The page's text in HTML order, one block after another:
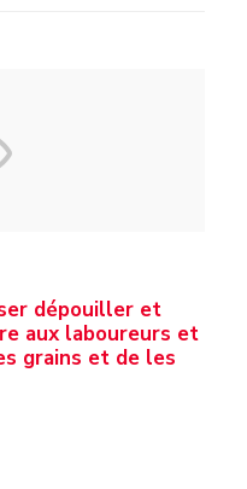
dépouiller et
aux laboureurs et
grains et de les